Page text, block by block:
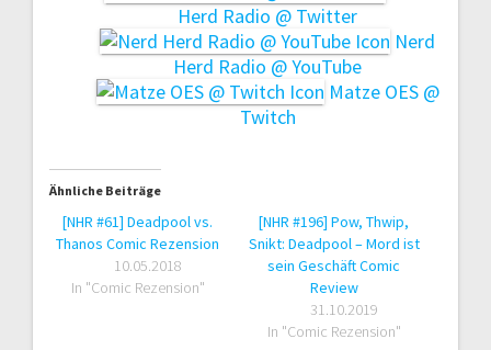
Herd Radio @ Twitter
Nerd
Herd Radio @ YouTube
Matze OES @
Twitch
Ähnliche Beiträge
[NHR #61] Deadpool vs.
Thanos Comic Rezension
10.05.2018
In "Comic Rezension"
[NHR #196] Pow, Thwip,
Snikt: Deadpool – Mord ist
sein Geschäft Comic
Review
31.10.2019
In "Comic Rezension"